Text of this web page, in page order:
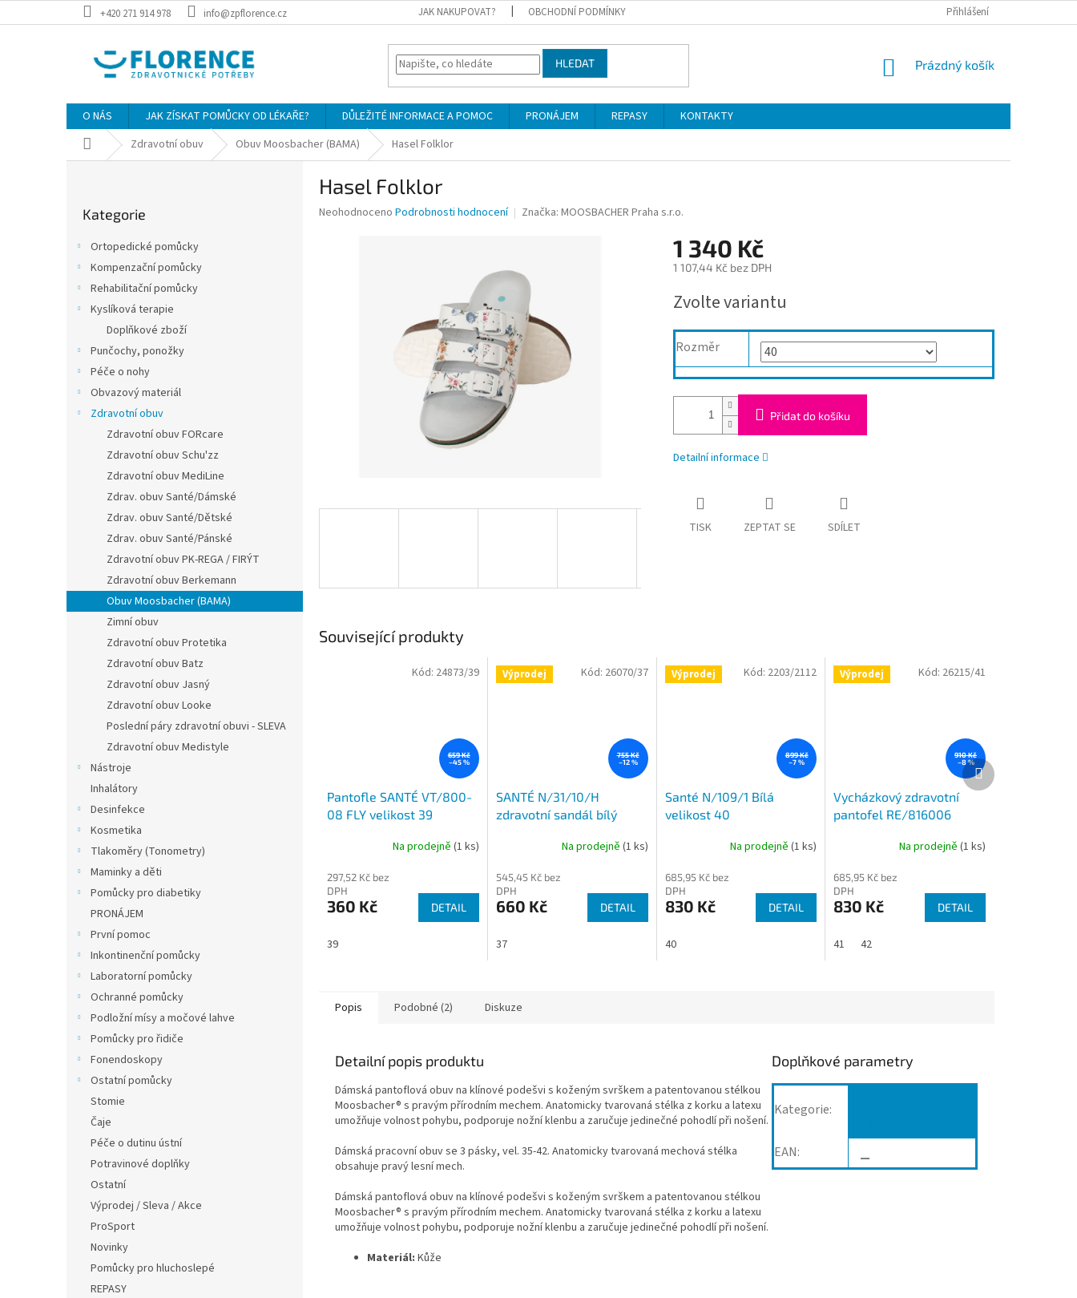
na
+420 271 914 978 info@zpflorence.cz JAK NAKUPOVAT? OBCHODNÍ PODMÍNKY Přihlášení
HLEDAT
NÁKUPNÍ
Prázdný košík
O NÁS JAK ZÍSKAT POMŮCKY OD LÉKAŘE? DŮLEŽITÉ INFORMACE A POMOC PRONÁJEM REPASY
KONTAKTY
Domů Zdravotní obuv Obuv Moosbacher (BAMA) Hasel Folklor
kategorie
Kategorie
Ortopedické pomůcky
Kompenzační pomůcky
Rehabilitační pomůcky
Kyslíková terapie
Doplňkové zboží
Punčochy, ponožky
Péče o nohy
Obvazový materiál
Zdravotní obuv
Zdravotní obuv FORcare
Zdravotní obuv Schu'zz
Zdravotní obuv MediLine
Zdrav. obuv Santé/Dámské
Zdrav. obuv Santé/Dětské
Zdrav. obuv Santé/Pánské
Zdravotní obuv PK-REGA / FIRÝT
Zdravotní obuv Berkemann
Obuv Moosbacher (BAMA)
Zimní obuv
Zdravotní obuv Protetika
Zdravotní obuv Batz
Zdravotní obuv Jasný
Zdravotní obuv Looke
Poslední páry zdravotní obuvi - SLEVA
Zdravotní obuv Medistyle
Nástroje
Inhalátory
Desinfekce
Kosmetika
Tlakoměry (Tonometry)
Maminky a děti
Pomůcky pro diabetiky
PRONÁJEM
První pomoc
Inkontinenční pomůcky
Laboratorní pomůcky
Ochranné pomůcky
Podložní mísy a močové lahve
Pomůcky pro řidiče
Fonendoskopy
Ostatní pomůcky
Stomie
Čaje
Péče o dutinu ústní
Potravinové doplňky
Ostatní
Výprodej / Sleva / Akce
ProSport
Novinky
Pomůcky pro hluchoslepé
REPASY
Hasel Folklor
Průměrné
Neohodnoceno Podrobnosti hodnocení Značka: MOOSBACHER Praha s.r.o.
1 340 Kč
1 107,44 Kč bez DPH
cena:
Zvolte variantu
Rozměr
Přidat do košíku
Detailní informace
TISK ZEPTAT SE SDÍLET
Související produkty
659 Kč
–45 %
Pantofle SANTÉ VT/800-
08 FLY velikost 39
Na prodejně (1 ks)
297,52 Kč bez
DPH
360 Kč DETAIL
39
Kód: 24873/39 Výprodej
755 Kč
–12 %
SANTÉ N/31/10/H
zdravotní sandál bílý
Na prodejně (1 ks)
545,45 Kč bez
DPH
660 Kč DETAIL
37
Kód: 26070/37 Výprodej
899 Kč
–7 %
Santé N/109/1 Bílá
velikost 40
Na prodejně(1 ks)
685,95 Kč bez
DPH
830 Kč DETAIL
40
Kód: 2203/2112 Výprodej
910 Kč
–8 %
Vycházkový zdravotní
pantofel RE/816006
Na prodejně (1 ks)
685,95 Kč bez
DPH
830 Kč DETAIL
41 42
Kód: 26215/41
Další
produkt
Popis Podobné (2) Diskuze
Detailní popis produktu
Dámská pantoflová obuv na klínové podešvi s koženým svrškem a patentovanou stélkou
Moosbacher® s pravým přírodním mechem. Anatomicky tvarovaná stélka z korku a latexu
umožňuje volnost pohybu, podporuje nožní klenbu a zaručuje jedinečné pohodlí při nošení.
Dámská pracovní obuv se 3 pásky, vel. 35-42. Anatomicky tvarovaná mechová stélka
obsahuje pravý lesní mech.
Dámská pantoflová obuv na klínové podešvi s koženým svrškem a patentovanou stélkou
Moosbacher® s pravým přírodním mechem. Anatomicky tvarovaná stélka z korku a latexu
umožňuje volnost pohybu, podporuje nožní klenbu a zaručuje jedinečné pohodlí při nošení.
Materiál: Kůže
Doplňkové parametry
Kategorie:
EAN: —